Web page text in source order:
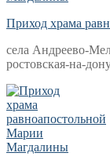
Приход храма
села Андреево-
ростовская-на-